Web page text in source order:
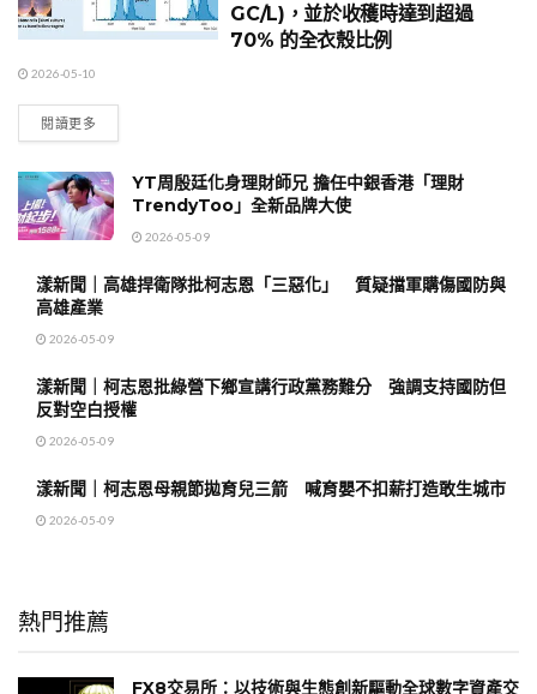
GC/L)，並於收穫時達到超過
70% 的全衣殼比例
2026-05-10
閱讀更多
YT周殷廷化身理財師兄 擔任中銀香港「理財
TrendyToo」全新品牌大使
2026-05-09
漾新聞｜高雄捍衛隊批柯志恩「三惡化」 質疑擋軍購傷國防與
高雄產業
2026-05-09
漾新聞｜柯志恩批綠營下鄉宣講行政黨務難分 強調支持國防但
反對空白授權
2026-05-09
漾新聞｜柯志恩母親節拋育兒三箭 喊育嬰不扣薪打造敢生城市
2026-05-09
熱門推薦
FX8交易所：以技術與生態創新驅動全球數字資產交